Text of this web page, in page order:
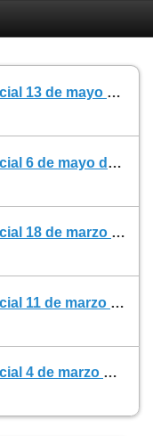
Reporte Semanal de Clima Espacial 13 de mayo de 2021
Reporte Semanal de Clima Espacial 6 de mayo de 2021
Reporte Semanal de Clima Espacial 18 de marzo de 2021
Reporte Semanal de Clima Espacial 11 de marzo de 2021
Reporte Semanal de Clima Espacial 4 de marzo de 2021